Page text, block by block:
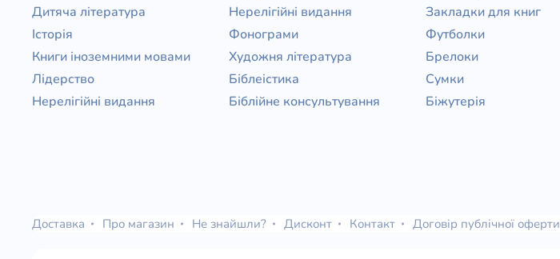
Дитяча література
Історія
Книги іноземними мовами
Лідерство
Нерелігійні видання
Нерелігійні видання
Фонограми
Художня література
Біблеістика
Біблійне консультування
Закладки для книг
Футболки
Брелоки
Сумки
Біжутерія
Доставка Про магазин Не знайшли? Дисконт Контакт Договір публічної оферти